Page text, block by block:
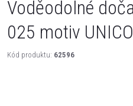
Voděodolné
025 motiv
Kód produktu: 62596